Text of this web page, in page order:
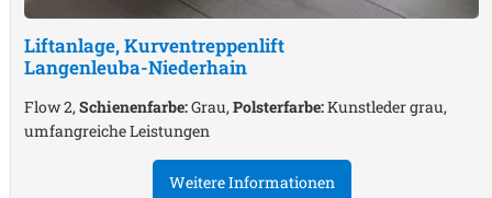
Liftanlage, Kurventreppenlift
Langenleuba-Niederhain
Flow 2,Schienenfarbe:Grau,Polsterfarbe:Kunstleder grau,
umfangreiche Leistungen
Weitere Informationen